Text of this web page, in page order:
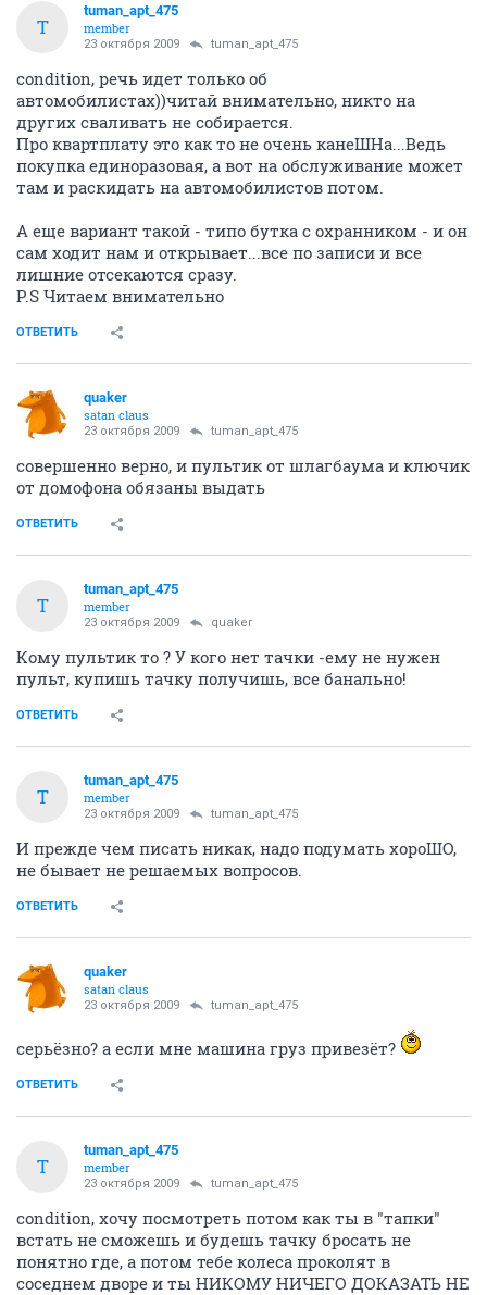
T
tuman_apt_475
member
23 октября 2009 tuman_apt_475
condition, речь идет только об
автомобилистах))читай внимательно, никто на
других сваливать не собирается.
Про квартплату это как то не очень канеШНа...Ведь
покупка единоразовая, а вот на обслуживание может
там и раскидать на автомобилистов потом.
А еще вариант такой - типо бутка с охранником - и он
сам ходит нам и открывает...все по записи и все
лишние отсекаются сразу.
P.S Читаем внимательно
ОТВЕТИТЬ
quaker
satan claus
23 октября 2009 tuman_apt_475
совершенно верно, и пультик от шлагбаума и ключик
от домофона обязаны выдать
ОТВЕТИТЬ
T
tuman_apt_475
member
23 октября 2009 quaker
Кому пультик то ? У кого нет тачки -ему не нужен
пульт, купишь тачку получишь, все банально!
ОТВЕТИТЬ
T
tuman_apt_475
member
23 октября 2009 tuman_apt_475
И прежде чем писать никак, надо подумать хороШО,
не бывает не решаемых вопросов.
ОТВЕТИТЬ
quaker
satan claus
23 октября 2009 tuman_apt_475
серьёзно? а если мне машина груз привезёт?
ОТВЕТИТЬ
T
tuman_apt_475
member
23 октября 2009 tuman_apt_475
condition, хочу посмотреть потом как ты в "тапки"
встать не сможешь и будешь тачку бросать не
понятно где, а потом тебе колеса проколят в
соседнем дворе и ты НИКОМУ НИЧЕГО ДОКАЗАТЬ НЕ